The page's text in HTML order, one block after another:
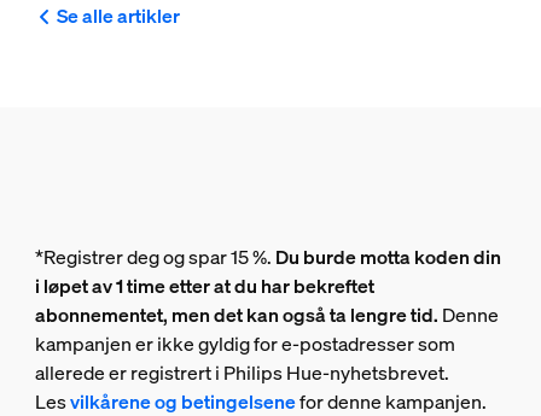
Se alle artikler
*Registrer deg og spar 15 %. Du burde motta koden din
i løpet av 1 time etter at du har bekreftet
abonnementet, men det kan også ta lengre tid. Denne
kampanjen er ikke gyldig for e-postadresser som
allerede er registrert i Philips Hue-nyhetsbrevet.
Lesvilkårene og betingelsenefor denne kampanjen.